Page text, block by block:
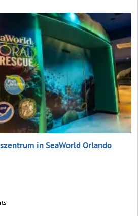
in SeaWorld Orlando